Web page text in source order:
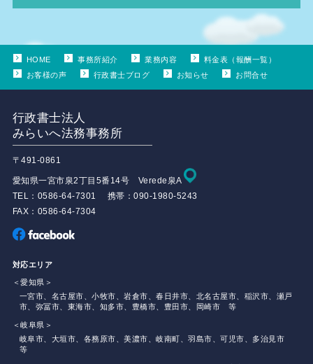
HOME 事務所紹介 業務内容
料金表（報酬一覧）
お客様の声
行政書士ブログ お知らせ お問合せ
行政書士法人
みらいへ法務事務所
〒491-0861
愛知県一宮市泉2丁目5番14号 Verede泉A
TEL：0586-64-7301 携帯：090-1980-5243
FAX：0586-64-7304
対応エリア
＜愛知県＞
一宮市、名古屋市、小牧市、岩倉市、春日井市、北名古屋市、稲沢市、瀬戸
市、弥冨市、東海市、知多市、豊橋市、豊田市、岡崎市 等
＜岐阜県＞
岐阜市、大垣市、各務原市、美濃市、岐南町、羽島市、可児市、多治見市
等